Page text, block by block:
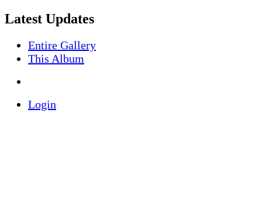
Latest Updates
Entire Gallery
This Album
Login